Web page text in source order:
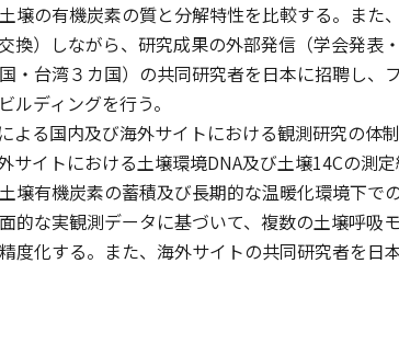
壌の有機炭素の質と分解特性を比較する。また
換）しながら、研究成果の外部発信（学会発表
・台湾３カ国）の共同研究者を日本に招聘し、
ディングを行う。
る国内及び海外サイトにおける観測研究の体
サイトにおける土壌環境DNA及び土壌14Cの測
壌有機炭素の蓄積及び長期的な温暖化環境下で
的な実観測データに基づいて、複数の土壌呼吸
度化する。また、海外サイトの共同研究者を日